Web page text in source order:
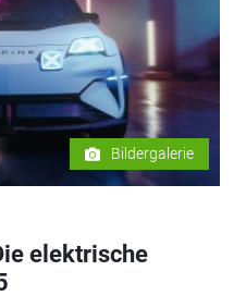
Bildergalerie
elektrische